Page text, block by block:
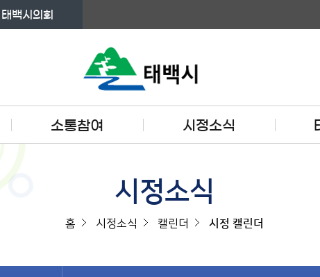
태백시의회
소통참여 시정소식
시정소식
홈 시정소식 캘린더 시정 캘린더